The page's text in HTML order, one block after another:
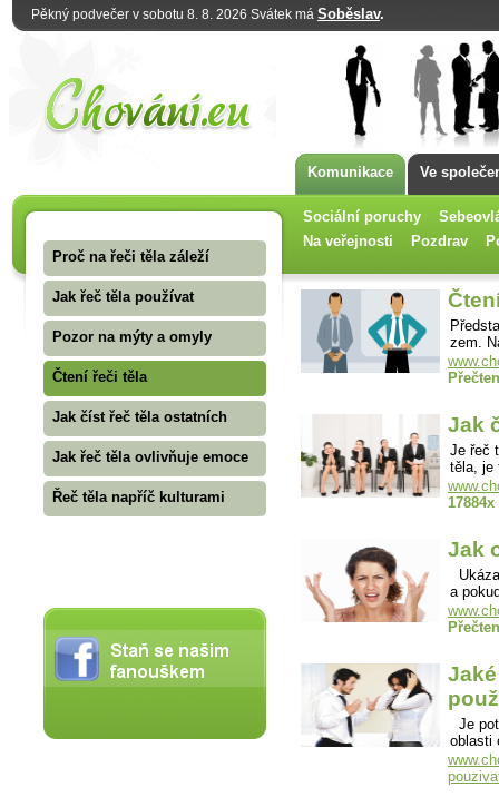
Pěkný podvečer v sobotu 8. 8. 2026 Svátek má Soběslav.
Komunikace Ve
Sociální poruchy
Na veřejnosti
Pozdrav
Proč na řeči těla záleží
Jak řeč těla používat
Pozor na mýty a omyly
Čtení řeči těla
Jak číst řeč těla ostatních
Jak řeč těla ovlivňuje emoce
Řeč těla napříč kulturami
zem.
Jak
Je řeč
těla, je
17884x
Jak
a
Je
oblasti